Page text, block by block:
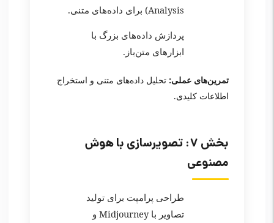
Analysis) برای داده‌های متنی.
پردازش داده‌های بزرگ با
ابزارهای متن‌باز.
تمرین‌های عملی: تحلیل داده‌های متنی و استخراج
اطلاعات کلیدی.
بخش ۷: تصویرسازی با هوش
مصنوعی
طراحی پرامپت برای تولید
تصاویر با Midjourney و